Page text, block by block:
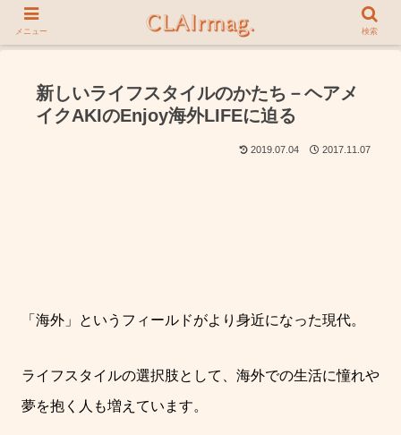
新しいライフスタイルのかたち－ヘアメ
イクAKIのEnjoy海外LIFEに迫る
2019.07.04 2017.11.07
「海外」というフィールドがより身近になった現代。
ライフスタイルの選択肢として、海外での生活に憧れや
夢を抱く人も増えています。
メニュー 検索